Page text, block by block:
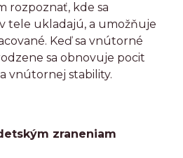
rozpoznať, kde sa
tele ukladajú, a umožňuje
Keď sa vnútorné
sa obnovuje pocit
vnútornej stability.
zraneniam